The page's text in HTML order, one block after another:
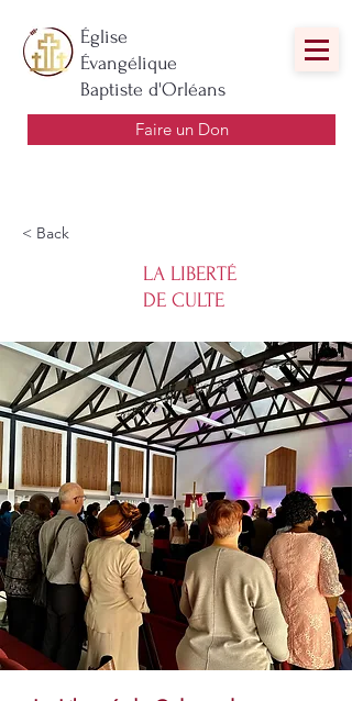
Église
Évangélique
Baptiste d'Orléans
Faire un Don
< Back
LA LIBERTÉ
DE CULTE